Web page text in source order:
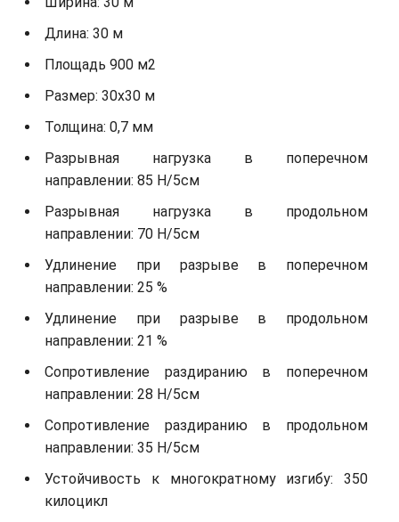
Длина: 30 м
Площадь 900 м2
Размер: 30х30 м
Толщина: 0,7 мм
Разрывная нагрузка в поперечном
направлении: 85 Н/5см
Разрывная нагрузка в продольном
направлении: 70 Н/5см
Удлинение при разрыве в поперечном
направлении: 25 %
Удлинение при разрыве в продольном
направлении: 21 %
Сопротивление раздиранию в поперечном
направлении: 28 Н/5см
Сопротивление раздиранию в продольном
направлении: 35 Н/5см
Устойчивость к многократному изгибу: 350
килоцикл